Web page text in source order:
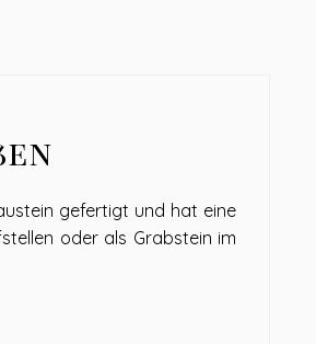
gefertigt und hat eine
oder als Grabstein im